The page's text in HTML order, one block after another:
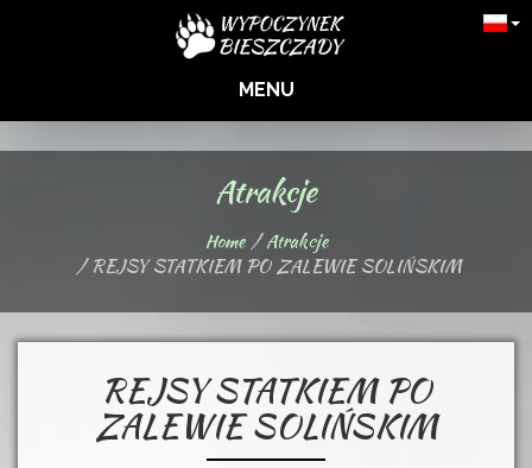
MENU
Atrakcje
Home
Atrakcje
REJSY STATKIEM PO ZALEWIE SOLIŃSKIM
REJSY STATKIEM PO
ZALEWIE SOLIŃSKIM